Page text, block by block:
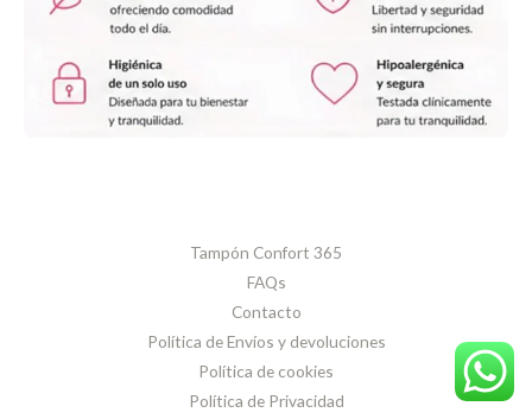
Tampón Confort 365
FAQs
Contacto
Política de Envíos y devoluciones
Política de cookies
Política de Privacidad